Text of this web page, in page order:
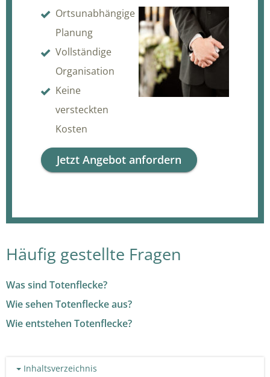
Ortsunabhängige
Planung
Vollständige
Organisation
Keine
versteckten
Kosten
Jetzt Angebot anfordern
Häufig gestellte Fragen
Was sind Totenflecke?
Wie sehen Totenflecke aus?
Wie entstehen Totenflecke?
Inhaltsverzeichnis